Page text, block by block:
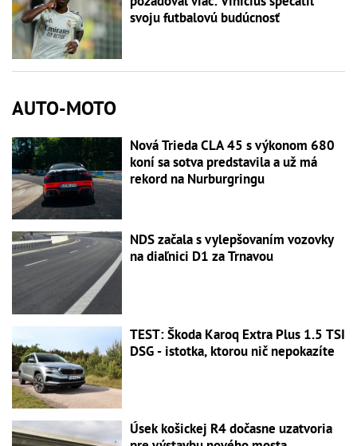
svoju futbalovú budúcnosť
AUTO-MOTO
Nová Trieda CLA 45 s výkonom 680
koní sa sotva predstavila a už má
rekord na Nurburgringu
NDS začala s vylepšovaním vozovky
na diaľnici D1 za Trnavou
TEST: Škoda Karoq Extra Plus 1.5 TSI
DSG - istotka, ktorou nič nepokazíte
Úsek košickej R4 dočasne uzatvoria